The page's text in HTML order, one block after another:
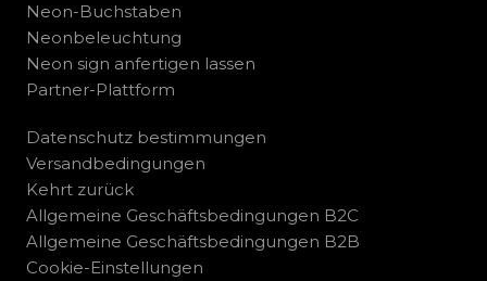
Neon-Buchstaben
Neonbeleuchtung
Neon sign anfertigen lassen
Partner-Plattform
Datenschutz bestimmungen
Versandbedingungen
Kehrt zurück
Allgemeine Geschäftsbedingungen B2C
Allgemeine Geschäftsbedingungen B2B
Cookie-Einstellungen